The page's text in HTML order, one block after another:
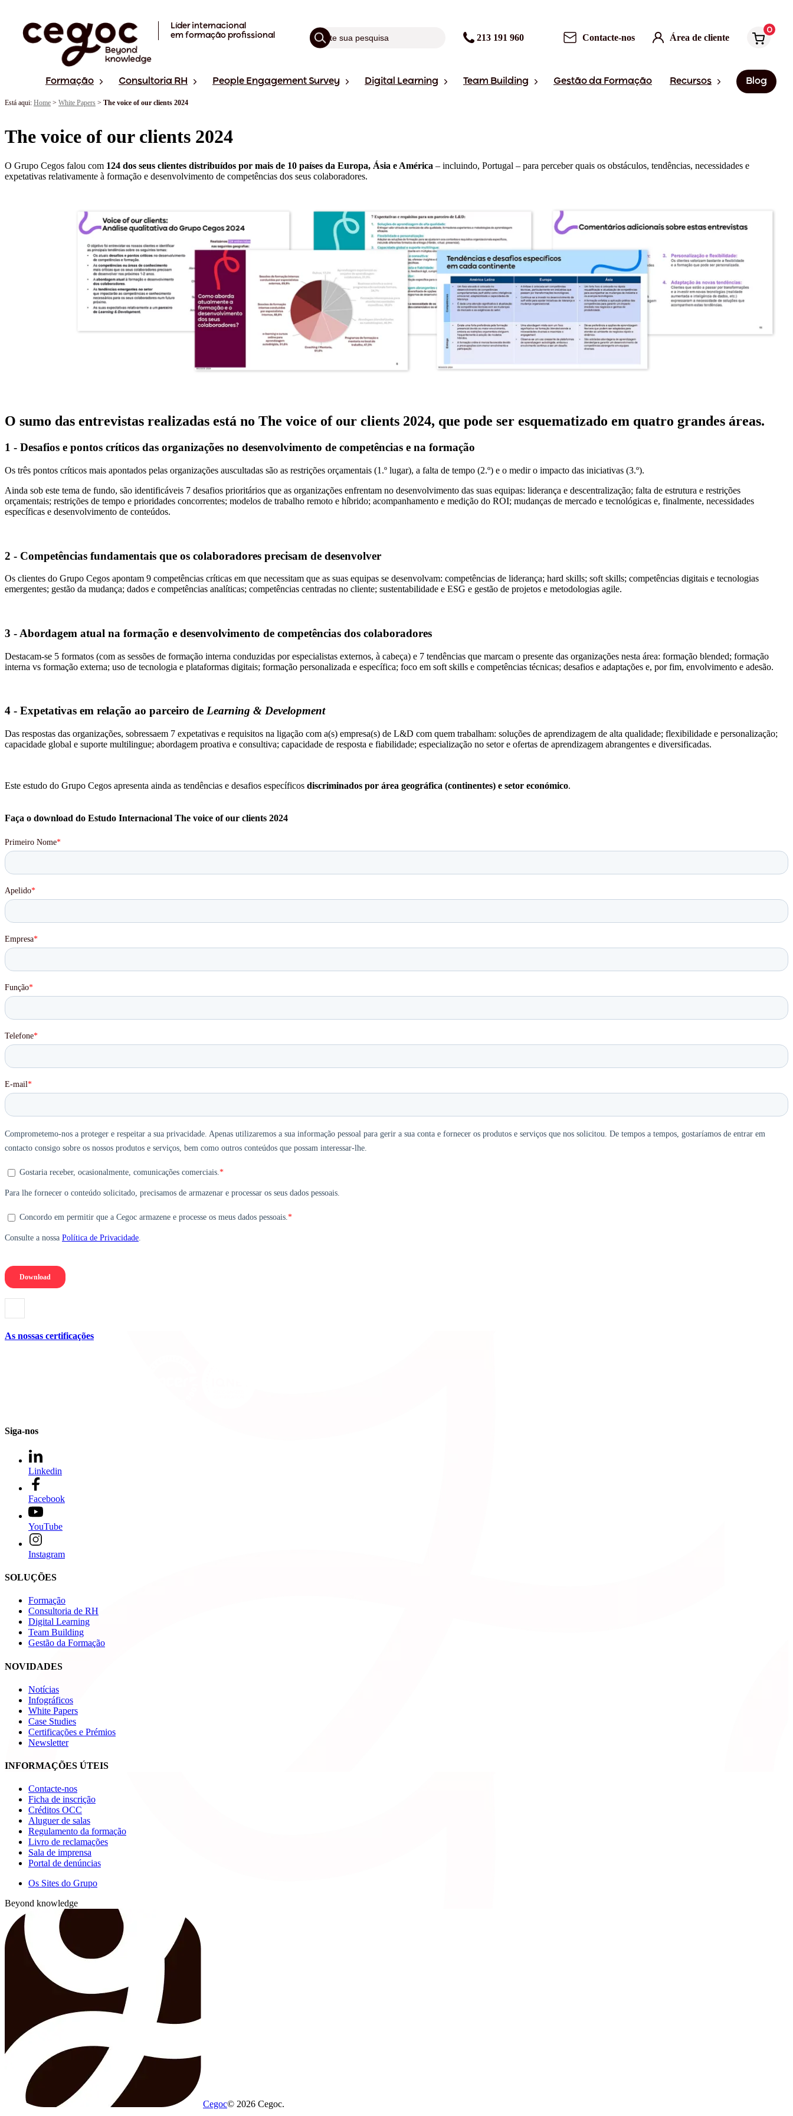
Líder internacional
em formação profissional
213 191 960 Contacte-nos Área de cliente
0
Formação Consultoria RH People Engagement Survey Digital Learning Team Building Gestão da Formação Recursos Blog
Está aqui: Home > White Papers > The voice of our clients 2024
The voice of our clients 2024
O Grupo Cegos falou com 124 dos seus clientes distribuídos por mais de 10 países da Europa, Ásia e América – incluindo, Portugal – para perceber quais os obstáculos, tendências, necessidades e
expetativas relativamente à formação e desenvolvimento de competências dos seus colaboradores.
O sumo das entrevistas realizadas está no The voice of our clients 2024, que pode ser esquematizado em quatro grandes áreas.
1 - Desafios e pontos críticos das organizações no desenvolvimento de competências e na formação
Os três pontos críticos mais apontados pelas organizações auscultadas são as restrições orçamentais (1.º lugar), a falta de tempo (2.º) e o medir o impacto das iniciativas (3.º).
Ainda sob este tema de fundo, são identificáveis 7 desafios prioritários que as organizações enfrentam no desenvolvimento das suas equipas: liderança e descentralização; falta de estrutura e restrições
orçamentais; restrições de tempo e prioridades concorrentes; modelos de trabalho remoto e híbrido; acompanhamento e medição do ROI; mudanças de mercado e tecnológicas e, finalmente, necessidades
específicas e desenvolvimento de conteúdos.
2 - Competências fundamentais que os colaboradores precisam de desenvolver
Os clientes do Grupo Cegos apontam 9 competências críticas em que necessitam que as suas equipas se desenvolvam: competências de liderança; hard skills; soft skills; competências digitais e tecnologias
emergentes; gestão da mudança; dados e competências analíticas; competências centradas no cliente; sustentabilidade e ESG e gestão de projetos e metodologias agile.
3 - Abordagem atual na formação e desenvolvimento de competências dos colaboradores
Destacam-se 5 formatos (com as sessões de formação interna conduzidas por especialistas externos, à cabeça) e 7 tendências que marcam o presente das organizações nesta área: formação blended; formação
interna vs formação externa; uso de tecnologia e plataformas digitais; formação personalizada e específica; foco em soft skills e competências técnicas; desafios e adaptações e, por fim, envolvimento e adesão.
4 - Expetativas em relação ao parceiro de Learning & Development
Das respostas das organizações, sobressaem 7 expetativas e requisitos na ligação com a(s) empresa(s) de L&D com quem trabalham: soluções de aprendizagem de alta qualidade; flexibilidade e personalização;
capacidade global e suporte multilingue; abordagem proativa e consultiva; capacidade de resposta e fiabilidade; especialização no setor e ofertas de aprendizagem abrangentes e diversificadas.
Este estudo do Grupo Cegos apresenta ainda as tendências e desafios específicos discriminados por área geográfica (continentes) e setor económico.
Faça o download do Estudo Internacional The voice of our clients 2024
As nossas certificações
Siga-nos
Linkedin
Facebook
YouTube
Instagram
SOLUÇÕES
Formação
Consultoria de RH
Digital Learning
Team Building
Gestão da Formação
NOVIDADES
Notícias
Infográficos
White Papers
Case Studies
Certificações e Prémios
Newsletter
INFORMAÇÕES ÚTEIS
Contacte-nos
Ficha de inscrição
Créditos OCC
Aluguer de salas
Regulamento da formação
Livro de reclamações
Sala de imprensa
Portal de denúncias
Os Sites do Grupo
Beyond knowledge
Cegoc© 2026 Cegoc.